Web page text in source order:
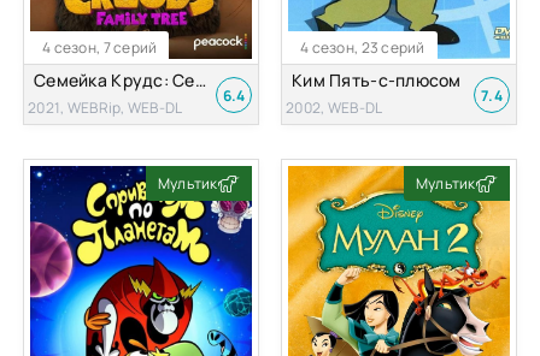
4 сезон, 7 серий
Семейка Крудс: Семейное древо
2021, WEBRip, WEB-DL
6.4
4 сезон, 23 серий
Ким Пять-с-плюсом
2002, WEB-DL
7.4
Мультик Мультик